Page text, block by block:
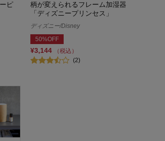
ピ
柄が変えられるフレーム加湿器
「ディズニープリンセス」
ディズニー/Disney
50%OFF
¥3,144
（税込）
(2)